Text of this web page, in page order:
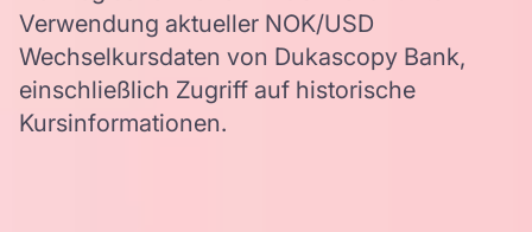
Verwendung aktueller NOK/USD
Wechselkursdaten von Dukascopy Bank,
einschließlich Zugriff auf historische
Kursinformationen.